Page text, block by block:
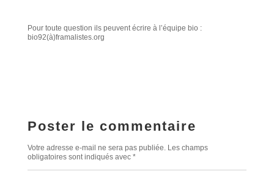
Pour toute question ils peuvent écrire à l’équipe bio :
bio92(à)framalistes.org
Poster le commentaire
Votre adresse e-mail ne sera pas publiée. Les champs
obligatoires sont indiqués avec *